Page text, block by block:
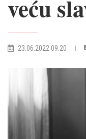
veću
23.06.2022 09:20